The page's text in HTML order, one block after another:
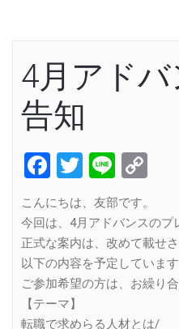
4月アド
告知
Facebook
Twitter
Line
こんにちは、友部です。
今回は、4月アドバンスのプ
正式な案内は、改めて載せ
以下の内容を予定しています
ご参加希望の方は、お繰り合
【テーマ】
転職で求めらる人材とは/